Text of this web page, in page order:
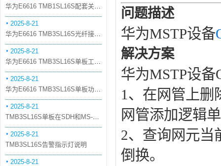
华为E6616 TMB1SL16S配套关系和替代关系
2025-8-21
华为E6616 TMB3SL16S光纤接口板槽位占用介绍
2025-8-21
华为E6616 TMB3SL16S单板工作原理和信号流
2025-8-21
华为E6616 TMB3SL16S单板功能和机械指标
2025-8-21
TMB3SL16S单板在SDH和MS-OTN模式下的应用
2025-8-21
TMB3SL16S告警指示灯说明
2025-8-21
问题描述
华为MSTP设备
解决方案
华为MSTP设
1、在网管上删
网管添加逻辑
2、查询网元当
倒换。